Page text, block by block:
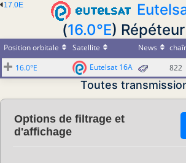
17.0E
(16.0°E)
Position orbitale Satellite News
16.0°E
Eutelsat 16A 822
Toutes
Options de filtrage et
d'affichage